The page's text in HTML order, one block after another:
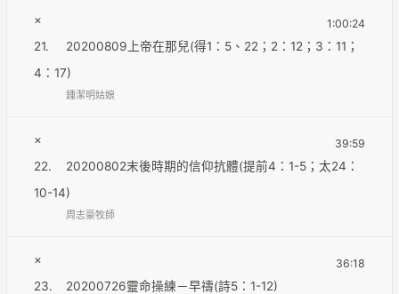
×
21.
20200809上帝在那兒(得1：5、22；2：12；3：11；
4：17)
1:00:24
鍾潔明姑娘
×
22.
20200802末後時期的信仰抗體(提前4：1-5；太24：
10-14)
39:59
周志豪牧師
×
23.
20200726靈命操練－早禱(詩5：1-12)
36:18